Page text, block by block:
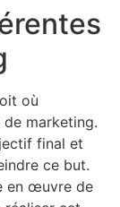
où
marketing.
final et
ce but.
en œuvre de